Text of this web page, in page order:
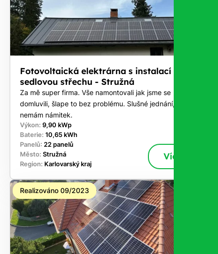
Fotovoltaická elektrárna s instalací na
sedlovou střechu - Stružná
Za mě super firma. Vše namontovali jak jsme se
domluvili, šlape to bez problému. Slušné jednání,
nemám námitek.
Výkon: 9,90 kWp
Baterie: 10,65 kWh
Panelů: 22 panelů
Město: Stružná
Region: Karlovarský kraj
Více
Realizováno 09/2023